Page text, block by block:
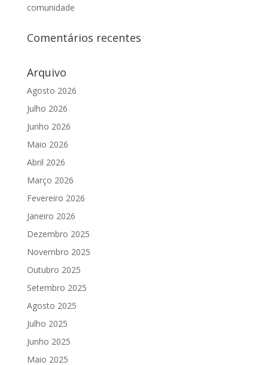
comunidade
Comentários recentes
Arquivo
Agosto 2026
Julho 2026
Junho 2026
Maio 2026
Abril 2026
Março 2026
Fevereiro 2026
Janeiro 2026
Dezembro 2025
Novembro 2025
Outubro 2025
Setembro 2025
Agosto 2025
Julho 2025
Junho 2025
Maio 2025